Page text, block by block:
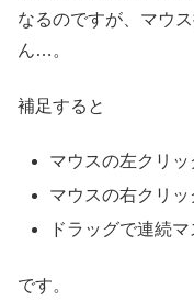
なるのですが、マウ
ん…。
補足すると
マウスの左クリッ
マウスの右クリ
ドラッグで連続
です。